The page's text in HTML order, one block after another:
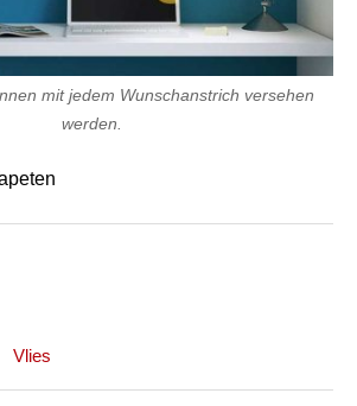
mit jedem Wunschanstrich versehen
werden.
Vlies